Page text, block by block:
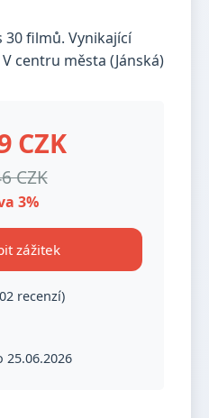
30 filmů. Vynikající
centru města (Jánská)
CZK
CZK
3%
zážitek
recenzí)
25.06.2026